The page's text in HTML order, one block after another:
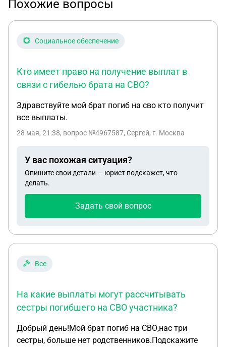
Похожие вопросы
Социальное обеспечение
Кто имеет право на получение выплат в
связи с гибелью брата на СВО?
Здравствуйте мой брат погиб на сво кто получит
все выплаты.
28 мая, 21:38, вопрос №4967587, Сергей, г. Москва
У вас похожая ситуация?
Опишите свои детали — юрист подскажет, что
делать.
Задать свой вопрос
Все
На какие выплаты могут рассчитывать
сестры погибшего на СВО участника?
Добрый день!Мой брат погиб на СВО,нас три
сестры, больше нет родственников.Подскажите